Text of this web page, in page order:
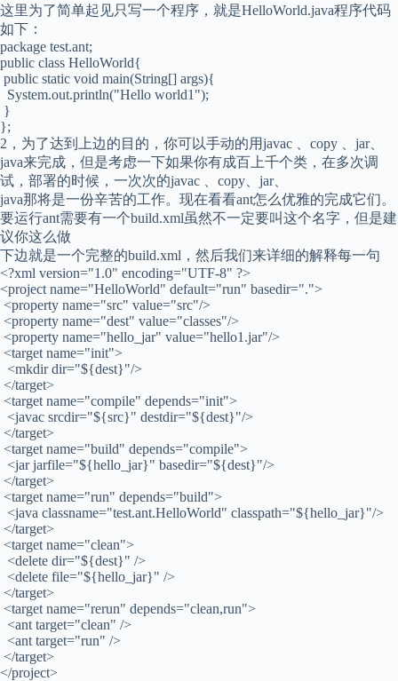
这里为了简单起见只写一个程序，就是HelloWorld.java程序代码
如下：
package test.ant;
public class HelloWorld{
public static void main(String[] args){
System.out.println("Hello world1");
}
};
2，为了达到上边的目的，你可以手动的用javac 、copy 、jar、
java来完成，但是考虑一下如果你有成百上千个类，在多次调
试，部署的时候，一次次的javac 、copy、jar、
java那将是一份辛苦的工作。现在看看ant怎么优雅的完成它们。
要运行ant需要有一个build.xml虽然不一定要叫这个名字，但是建
议你这么做
下边就是一个完整的build.xml，然后我们来详细的解释每一句
<?xml version="1.0" encoding="UTF-8" ?>
<project name="HelloWorld" default="run" basedir=".">
<property name="src" value="src"/>
<property name="dest" value="classes"/>
<property name="hello_jar" value="hello1.jar"/>
<target name="init">
<mkdir dir="${dest}"/>
</target>
<target name="compile" depends="init">
<javac srcdir="${src}" destdir="${dest}"/>
</target>
<target name="build" depends="compile">
<jar jarfile="${hello_jar}" basedir="${dest}"/>
</target>
<target name="run" depends="build">
<java classname="test.ant.HelloWorld" classpath="${hello_jar}"/>
</target>
<target name="clean">
<delete dir="${dest}" />
<delete file="${hello_jar}" />
</target>
<target name="rerun" depends="clean,run">
<ant target="clean" />
<ant target="run" />
</target>
</project>